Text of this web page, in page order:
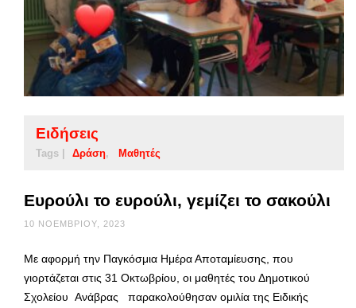
Ειδήσεις
Tags | Δράση Μαθητές
Ευρούλι το ευρούλι, γεμίζει το σακούλι
10 ΝΟΕΜΒΡΊΟΥ, 2023
Με αφορμή την Παγκόσμια Ημέρα Αποταμίευσης, που
γιορτάζεται στις 31 Οκτωβρίου, οι μαθητές του Δημοτικού
Σχολείου Ανάβρας παρακολούθησαν ομιλία της Ειδικής